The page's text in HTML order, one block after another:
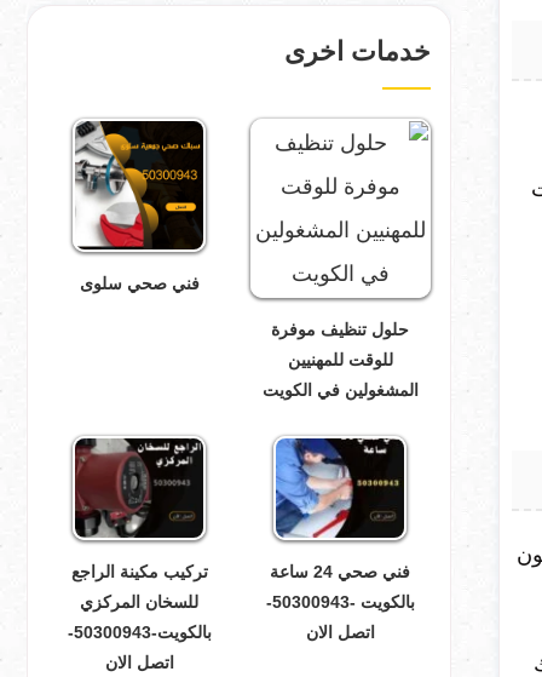
خدمات اخرى
حلول تنظيف موفرة
للوقت للمهنيين
المشغولين في الكويت
فني صحي سلوى
فني صحي 24 ساعة
بالكويت -50300943-
اتصل الان
تركيب مكينة الراجع
للسخان المركزي
بالكويت-50300943-
اتصل الان